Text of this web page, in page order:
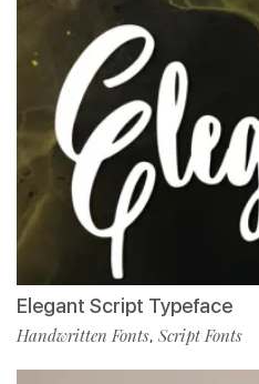
Elegant Script Typeface
Handwritten Fonts, Script Fonts